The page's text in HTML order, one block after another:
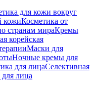
для кожи вокруг
кожиКосметика от
странам мираКремы
корейская
Маски для
Ночные кремы для
для лицаСелективная
лица